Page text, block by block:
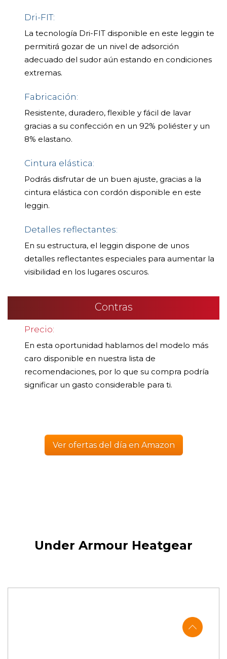
Dri-FIT:
La tecnología Dri-FIT disponible en este leggin te
permitirá gozar de un nivel de adsorción
adecuado del sudor aún estando en condiciones
extremas.
Fabricación:
Resistente, duradero, flexible y fácil de lavar
gracias a su confección en un 92% poliéster y un
8% elastano.
Cintura elástica:
Podrás disfrutar de un buen ajuste, gracias a la
cintura elástica con cordón disponible en este
leggin.
Detalles reflectantes:
En su estructura, el leggin dispone de unos
detalles reflectantes especiales para aumentar la
visibilidad en los lugares oscuros.
Contras
Precio:
En esta oportunidad hablamos del modelo más
caro disponible en nuestra lista de
recomendaciones, por lo que su compra podría
significar un gasto considerable para ti.
Ver ofertas del día en Amazon
Under Armour Heatgear